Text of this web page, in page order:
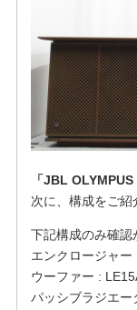
「JBL
次に、構成をご紹
下記構成のみ確認
エンクロージャー
ウーファー :
パッシブラジエー